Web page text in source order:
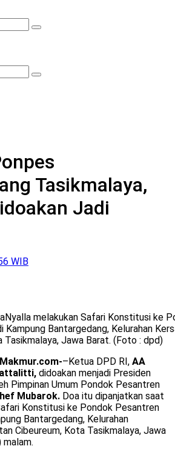
Tasikmalaya,
Jadi
WIB
melakukan Safari Konstitusi ke
Kampung Bantargedang, Kelurahan
Tasikmalaya, Jawa Barat. (Foto : dpd)
–Ketua DPD RI, AA
didoakan menjadi Presiden
Pimpinan Umum Pondok Pesantren
Mubarok. Doa itu dipanjatkan saat
Konstitusi ke Pondok Pesantren
Bantargedang, Kelurahan
Cibeureum, Kota Tasikmalaya, Jawa